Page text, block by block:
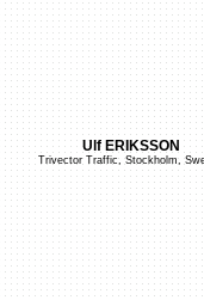
Ulf ERIKSSON
Trivector Traffic, Stockholm,